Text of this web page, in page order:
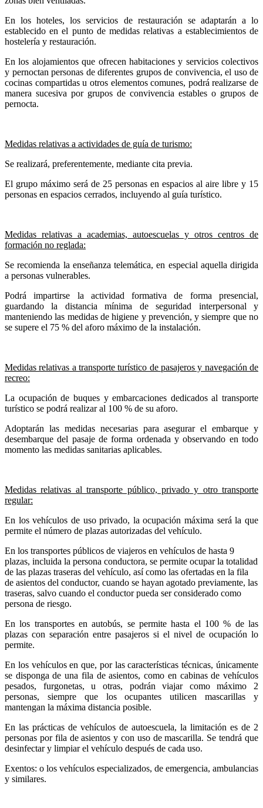
En los hoteles, los servicios de restauración se adaptarán a lo
establecido en el punto de medidas relativas a establecimientos de
hostelería y restauración.
En los alojamientos que ofrecen habitaciones y servicios colectivos
y pernoctan personas de diferentes grupos de convivencia, el uso de
cocinas compartidas u otros elementos comunes, podrá realizarse de
manera sucesiva por grupos de convivencia estables o grupos de
pernocta.
Medidas relativas a actividades de guía de turismo:
Se realizará, preferentemente, mediante cita previa.
El grupo máximo será de 25 personas en espacios al aire libre y 15
personas en espacios cerrados, incluyendo al guía turístico.
Medidas relativas a academias, autoescuelas y otros centros de
formación no reglada:
Se recomienda la enseñanza telemática, en especial aquella dirigida
a personas vulnerables.
Podrá impartirse la actividad formativa de forma presencial,
guardando la distancia mínima de seguridad interpersonal y
manteniendo las medidas de higiene y prevención, y siempre que no
se supere el 75 % del aforo máximo de la instalación.
Medidas relativas a transporte turístico de pasajeros y navegación de
recreo:
La ocupación de buques y embarcaciones dedicados al transporte
turístico se podrá realizar al 100 % de su aforo.
Adoptarán las medidas necesarias para asegurar el embarque y
desembarque del pasaje de forma ordenada y observando en todo
momento las medidas sanitarias aplicables.
Medidas relativas al transporte público, privado y otro transporte
regular:
En los vehículos de uso privado, la ocupación máxima será la que
permite el número de plazas autorizadas del vehículo.
En los transportes públicos de viajeros en vehículos de hasta 9
plazas, incluida la persona conductora, se permite ocupar la totalidad
de las plazas traseras del vehículo, así como las ofertadas en la fila
de asientos del conductor, cuando se hayan agotado previamente, las
traseras, salvo cuando el conductor pueda ser considerado como
persona de riesgo.
En los transportes en autobús, se permite hasta el 100 % de las
plazas con separación entre pasajeros si el nivel de ocupación lo
permite.
En los vehículos en que, por las características técnicas, únicamente
se disponga de una fila de asientos, como en cabinas de vehículos
pesados, furgonetas, u otras, podrán viajar como máximo 2
personas, siempre que los ocupantes utilicen mascarillas y
mantengan la máxima distancia posible.
En las prácticas de vehículos de autoescuela, la limitación es de 2
personas por fila de asientos y con uso de mascarilla. Se tendrá que
desinfectar y limpiar el vehículo después de cada uso.
Exentos: o los vehículos especializados, de emergencia, ambulancias
y similares.